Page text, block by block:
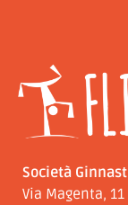
Società
Via Magenta, 11